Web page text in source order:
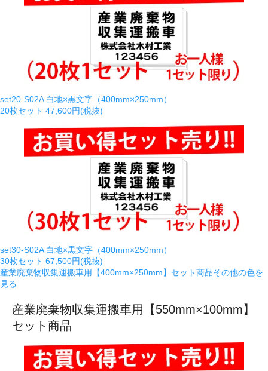
set20-S02A 白地×黒文字（400mm×250mm）
20枚セット 47,600円(税抜)
set30-S02A 白地×黒文字（400mm×250mm）
30枚セット 67,500円(税抜)
産業廃棄物収集運搬車用【400mm×250mm】セット商品その他の色を
見る
産業廃棄物収集運搬車用【550mm×100mm】
セット商品